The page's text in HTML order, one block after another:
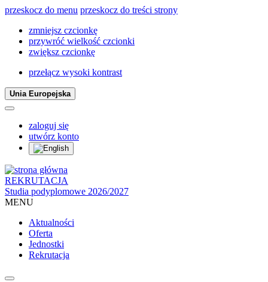
przeskocz do menu przeskocz do treści strony
zmniejsz czcionkę
przywróć wielkość czcionki
zwiększ czcionkę
przełącz wysoki kontrast
Unia Europejska
zaloguj się
utwórz konto
REKRUTACJA
Studia podyplomowe 2026/2027
MENU
Aktualności
Oferta
Jednostki
Rekrutacja